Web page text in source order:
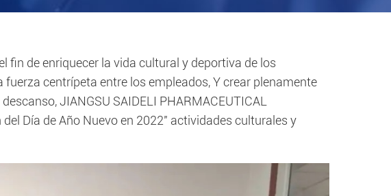
fin de enriquecer la vida cultural y deportiva de los
centrípeta entre los empleados, Y crear plenamente
JIANGSU SAIDELI PHARMACEUTICAL
Día de Año Nuevo en 2022" actividades culturales y